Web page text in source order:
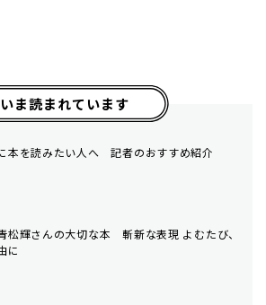
いま読まれています
本を読みたい人へ 記者のおすすめ紹介
松輝さんの大切な本 斬新な表現 よむたび、
に